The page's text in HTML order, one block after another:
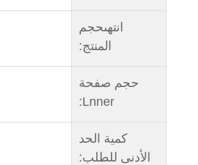
انتهىحجم
المنتج:
حجم صفحة
Lnner:
كمية الحد
الأدنى للطلب: